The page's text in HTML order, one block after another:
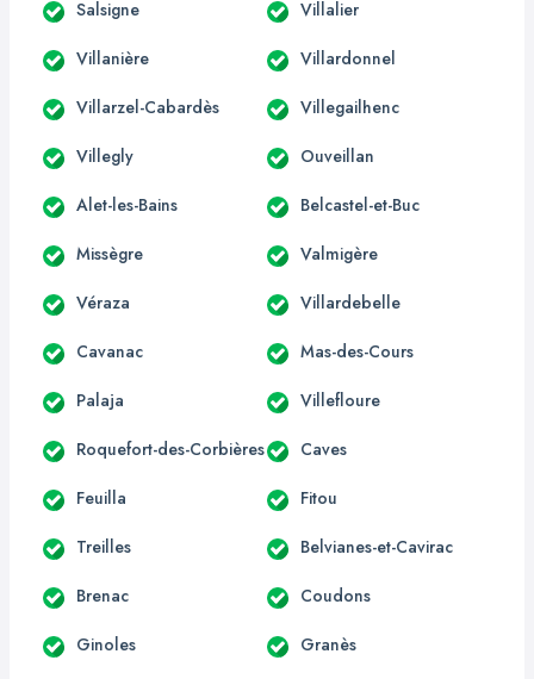
Salsigne Villalier
Villanière Villardonnel
Villarzel-Cabardès Villegailhenc
Villegly Ouveillan
Alet-les-Bains Belcastel-et-Buc
Missègre Valmigère
Véraza Villardebelle
Cavanac Mas-des-Cours
Palaja Villefloure
Roquefort-des-Corbières Caves
Feuilla Fitou
Treilles Belvianes-et-Cavirac
Brenac Coudons
Ginoles Granès